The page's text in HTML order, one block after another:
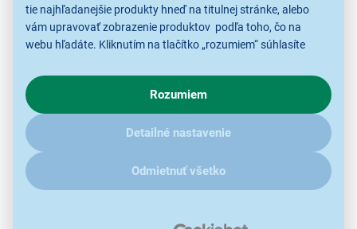
tie najhľadanejšie produkty hneď na titulnej stránke, alebo
vám upravovať zobrazenie produktov podľa toho, čo na
webu hľadáte. Kliknutím na tlačítko „rozumiem“ súhlasíte
o chovaní na webe pre zobrazovaní cielených reklám.
V prípade že vás zaujímajú detaily, ako u nás s cookies a
ďalšími údaji pracujeme, kliknitesem.
Rozumiem
Detailné nastavenie
Odmietnuť všetko